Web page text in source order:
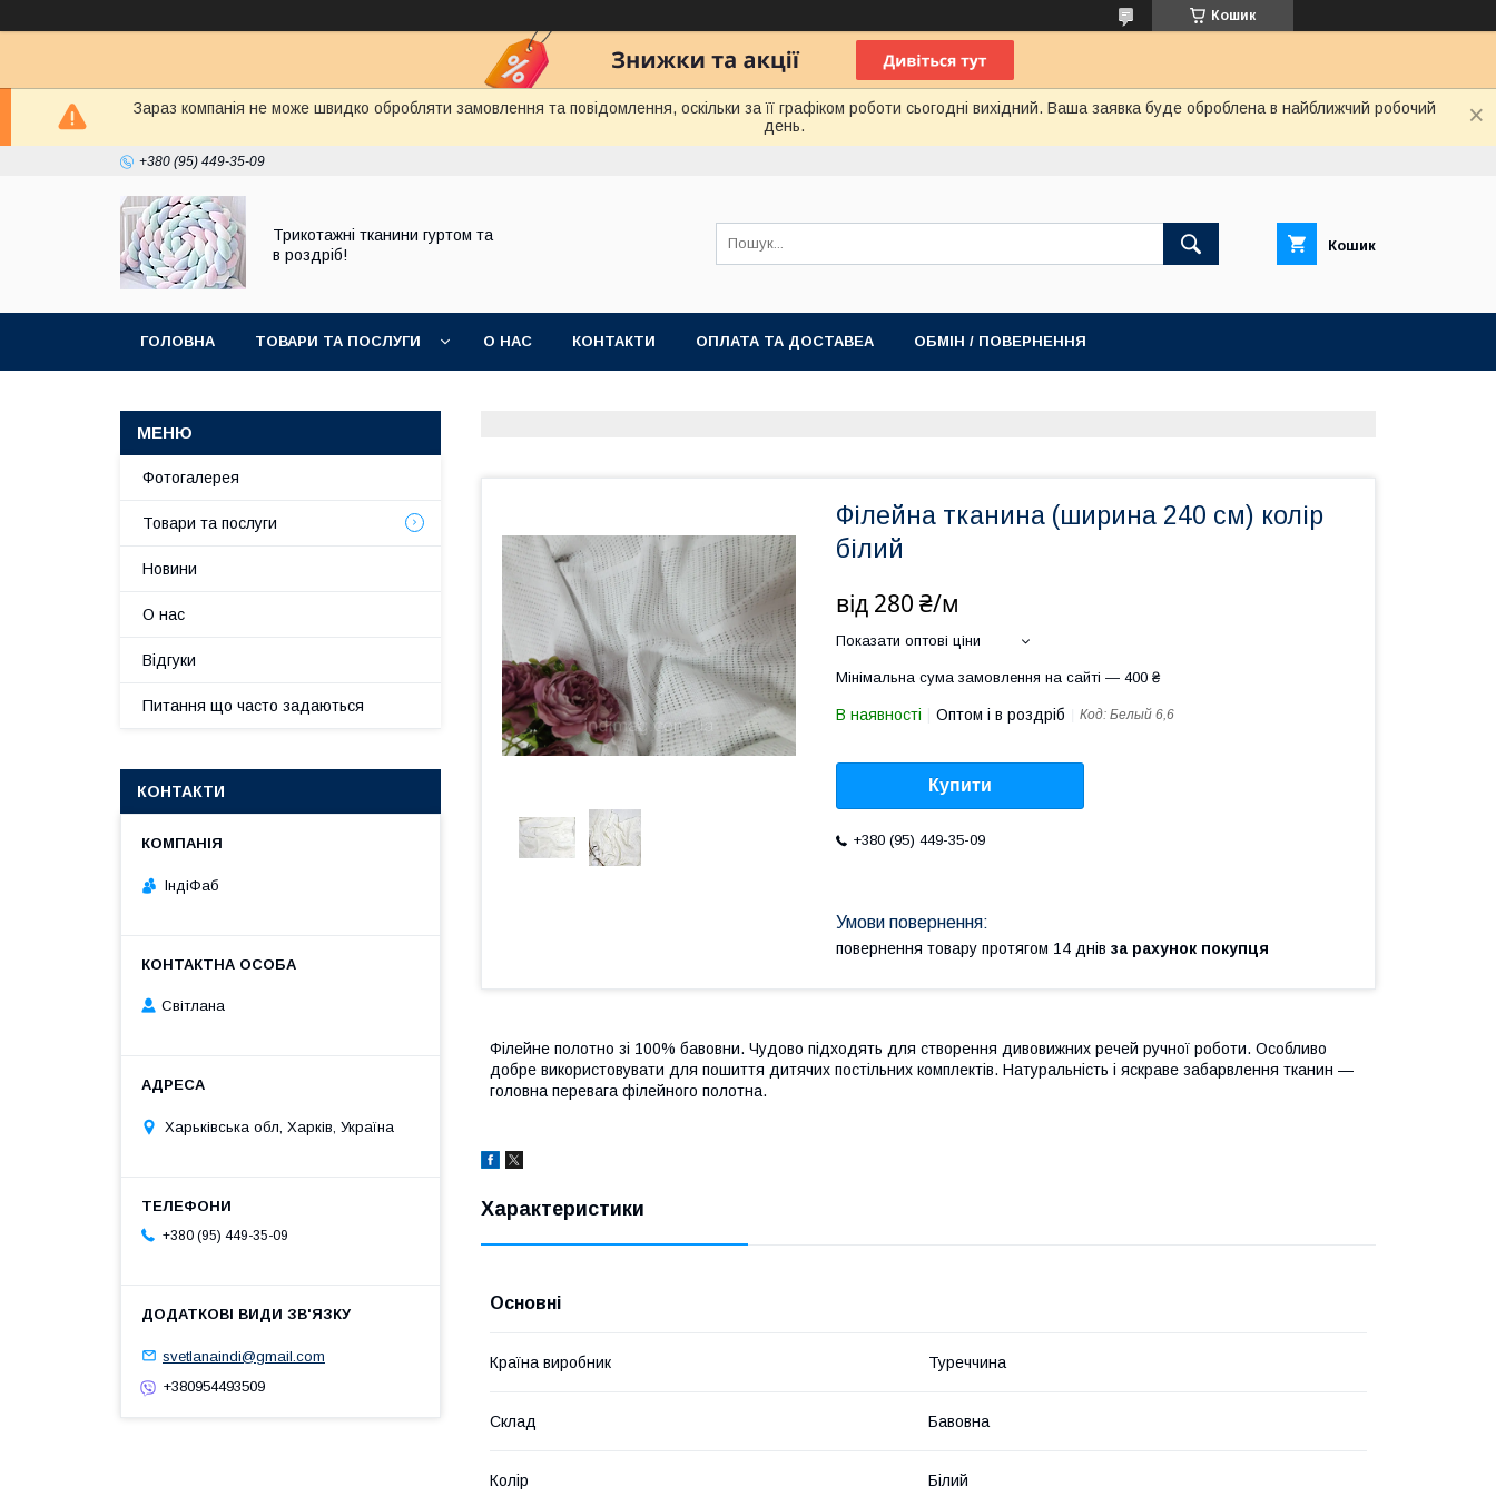
Кошик
Зараз компанія не може швидко обробляти замовлення та повідомлення, оскільки за її графіком роботи сьогодні вихідний. Ваша заявка буде оброблена в найближчий робочий
день.
+380 (95) 449-35-09
Трикотажні тканини гуртом та
в роздріб!
Кошик
ГОЛОВНА ТОВАРИ ТА ПОСЛУГИ О НАС КОНТАКТИ ОПЛАТА ТА ДОСТАВЕА ОБМІН / ПОВЕРНЕННЯ
Філейна тканина (ширина 240 см) колір
білий
від 280 ₴/м
Показати оптові ціни
Мінімальна сума замовлення на сайті — 400 ₴
В наявності Оптом і в роздріб Код: Белый 6,6
Купити
+380 (95) 449-35-09
повернення товару протягом 14 днів за рахунок покупця
Філейне полотно зі 100% бавовни. Чудово підходять для створення дивовижних речей ручної роботи. Особливо
добре використовувати для пошиття дитячих постільних комплектів. Натуральність і яскраве забарвлення тканин —
головна перевага філейного полотна.
Характеристики
Основні
Країна виробник Туреччина
Склад Бавовна
Колір Білий
Фотогалерея
Товари та послуги
Новини
О нас
Відгуки
Питання що часто задаються
КОНТАКТИ
ІндіФаб
Світлана
Харьківська обл, Харків, Україна
+380 (95) 449-35-09
svetlanaindi@gmail.com
+380954493509